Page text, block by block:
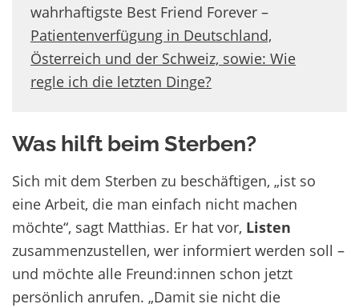
wahrhaftigste Best Friend Forever –
Patientenverfügung in Deutschland,
Österreich und der Schweiz, sowie: Wie
regle ich die letzten Dinge?
Was hilft beim Sterben?
Sich mit dem Sterben zu beschäftigen, „ist so
eine Arbeit, die man einfach nicht machen
möchte“, sagt Matthias. Er hat vor, Listen
zusammenzustellen, wer informiert werden soll –
und möchte alle Freund:innen schon jetzt
persönlich anrufen. „Damit sie nicht die